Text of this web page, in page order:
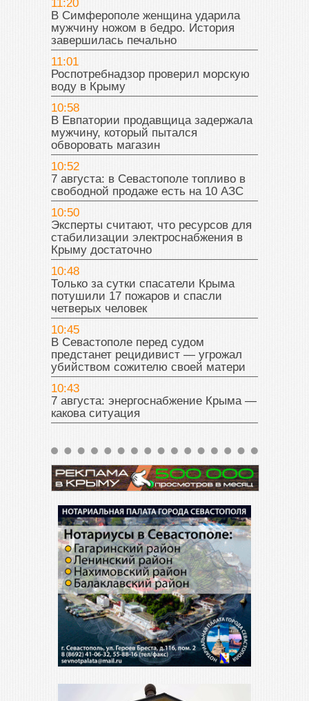
11:20
В Симферополе женщина ударила
мужчину ножом в бедро. История
завершилась печально
11:01
Роспотребнадзор проверил морскую
воду в Крыму
10:58
В Евпатории продавщица задержала
мужчину, который пытался
обворовать магазин
10:52
7 августа: в Севастополе топливо в
свободной продаже есть на 10 АЗС
10:50
Эксперты считают, что ресурсов для
стабилизации электроснабжения в
Крыму достаточно
10:48
Только за сутки спасатели Крыма
потушили 17 пожаров и спасли
четверых человек
10:45
В Севастополе перед судом
предстанет рецидивист — угрожал
убийством сожителю своей матери
10:43
7 августа: энергоснабжение Крыма —
какова ситуация